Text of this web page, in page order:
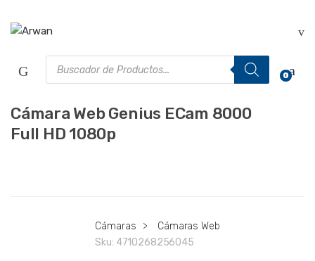
navegaciónBúsqueda
0
Cámara Web Genius ECam 8000
Full HD 1080p
Cámaras >
Cámaras Web
Sku: 4710268256045